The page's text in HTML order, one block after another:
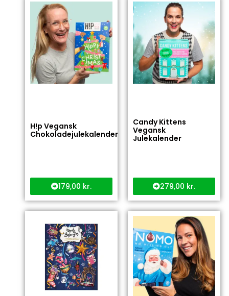
H!p Vegansk
Chokoladejulekalender
179,00 kr.
Candy Kittens
Vegansk
Julekalender
279,00 kr.